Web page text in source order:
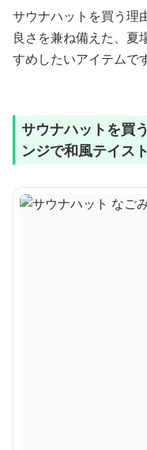
サウナハットを買う理
良さを兼ね備えた、夏
すめしたいアイテムです
サウナハットを買
ンジで和風テイスト